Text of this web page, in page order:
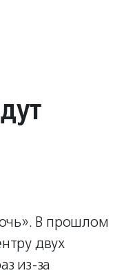
В прошлом
двух
из-за